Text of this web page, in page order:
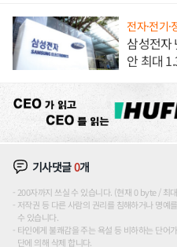
전자·전기·
삼성전자
안 최대
기사댓글0개
200자까지 쓰실 수 있습니다. (현재 0 byte / 최
저작권 등 다른 사람의 권리를 침해하거나 명예
수 있습니다.
타인에게 불쾌감을 주는 욕설 등 비하하는 단어
단에 의해 삭제 합니다.